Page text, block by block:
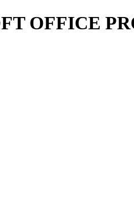
OFFICE